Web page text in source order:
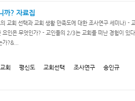
까? 자료집
교회 선택과 교회 생활 만족도에 대한 조사연구 세미나) -
인은 무엇인가? - 교인들의 2/3는 교회를 떠난 경험이 있다.
?&...
회 평신도 교회선택 조사연구
송인규